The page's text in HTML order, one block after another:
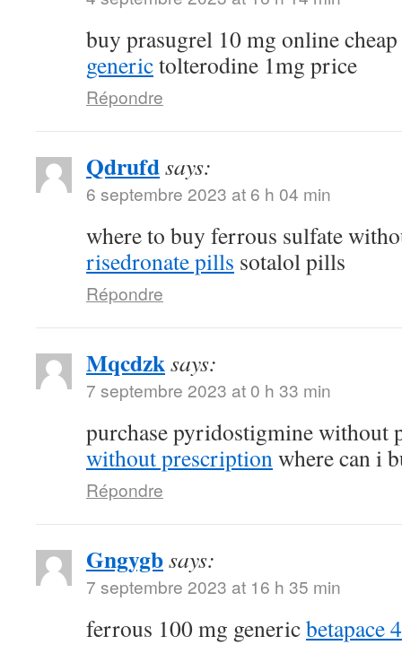
buy prasugrel 10 mg online cheap
generictolterodine 1mg price
Répondre
Qdrufdsays:
6 septembre 2023 at 6 h 04 min
where to buy ferrous sulfate
risedronate pills sotalol pills
Répondre
Mqcdzksays:
7 septembre 2023 at 0 h 33 min
purchase pyridostigmine without
without prescriptionwhere can i
Répondre
Gngygbsays:
7 septembre 2023 at 16 h 35 min
ferrous 100 mg genericbetapace